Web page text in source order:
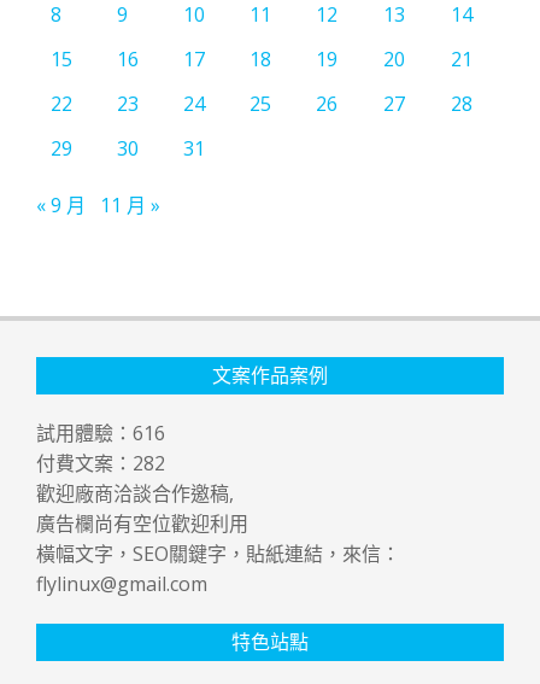
8
9 10 11 12 13
14
15
16 17 18 19 20
21
22
23 24 25 26 27
28
29
30 31
« 9 月 11 月 »
文案作品案例
試用體驗： 616
付費文案： 282
歡迎廠商洽談合作邀稿,
廣告欄尚有空位歡迎利用
橫幅文字，SEO關鍵字，貼紙連結，來信：
flylinux@gmail.com
特色站點